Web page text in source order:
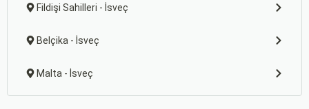
Fildişi Sahilleri - İsveç
Belçika - İsveç
Malta - İsveç